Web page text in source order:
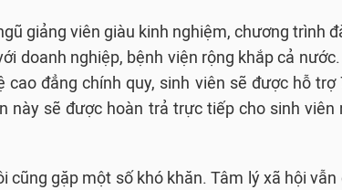
giảng viên giàu kinh nghiệm, chương trình
doanh nghiệp, bệnh viện rộng khắp cả
cao đẳng chính quy, sinh viên sẽ được hỗ trợ
này sẽ được hoàn trả trực tiếp cho sinh viên
cũng gặp một số khó khăn. Tâm lý xã hội